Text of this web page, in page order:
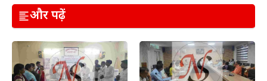
और पढ़ें